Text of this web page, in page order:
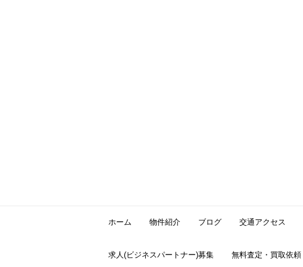
ホーム 物件紹介 ブログ 交通アクセス
求人(ビジネスパートナー)募集 無料査定・買取依頼